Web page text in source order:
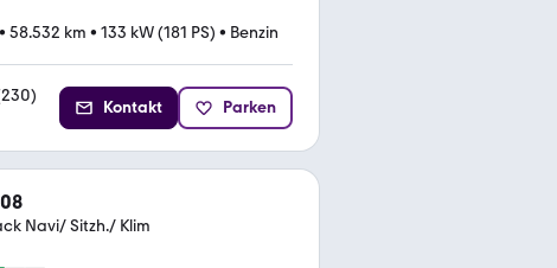
• 58.532 km • 133 kW (181 PS) • Benzin
230)
Kontakt Parken
Navi/ Sitzh./ Klim